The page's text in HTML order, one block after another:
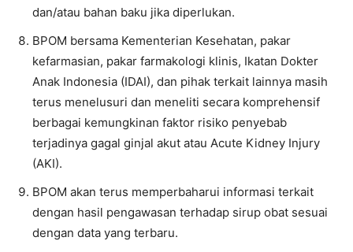
dan/atau bahan baku jika diperlukan.
BPOM bersama Kementerian Kesehatan, pakar
kefarmasian, pakar farmakologi klinis, Ikatan Dokter
Anak Indonesia (IDAI), dan pihak terkait lainnya masih
terus menelusuri dan meneliti secara komprehensif
berbagai kemungkinan faktor risiko penyebab
terjadinya gagal ginjal akut atau Acute Kidney Injury
(AKI).
BPOM akan terus memperbaharui informasi terkait
dengan hasil pengawasan terhadap sirup obat sesuai
dengan data yang terbaru.